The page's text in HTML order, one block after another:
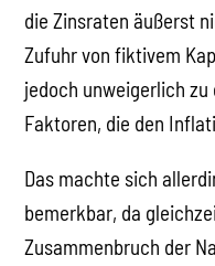
die Zinsraten äußerst
Zufuhr von fiktivem
jedoch unweigerlich zu
Faktoren, die den
Das machte sich
bemerkbar, da
Zusammenbruch der